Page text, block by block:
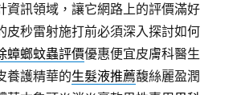
資訊領域，讓它網路上的評價滿好
皮秒雷射施打前必須深入探討如何
蟑螂蚊蟲評價優惠便宜皮膚科醫生
養護精華的生髮液推薦馥絲麗盈潤